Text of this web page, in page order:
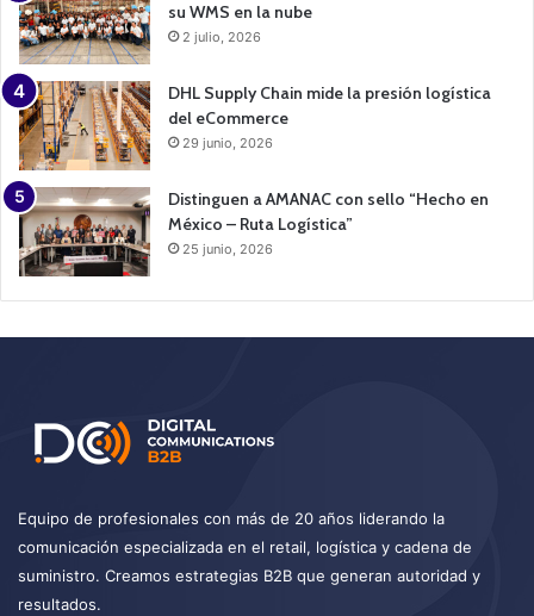
su WMS en la nube
2 julio, 2026
DHL Supply Chain mide la presión logística
del eCommerce
29 junio, 2026
Distinguen a AMANAC con sello “Hecho en
México – Ruta Logística”
25 junio, 2026
Equipo de profesionales con más de 20 años liderando la
comunicación especializada en el retail, logística y cadena de
suministro. Creamos estrategias B2B que generan autoridad y
resultados.